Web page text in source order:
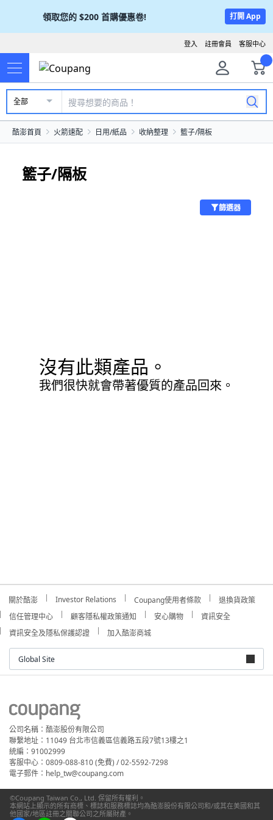
領取您的 $200 首購優惠卷! 打開 App
客服中心
註冊會員
登入
全部
酷澎首頁 火箭速配 日用/紙品 收納整理 籃子/隔板
籃子/隔板
篩選器
沒有此類產品。
我們很快就會帶著優質的產品回來。
關於酷澎 Investor Relations Coupang使用者條款
退換貨政策
信任管理中心
顧客隱私權政策通知 安心購物
資訊安全
資訊安全及隱私保護認證
加入酷澎商城
Global Site
公司名稱：酷澎股份有限公司
聯繫地址：11049 台北市信義區信義路五段7號13樓之1
統編：91002999
客服中心：0809-088-810 (免費) / 02-5592-7298
電子郵件：help_tw@coupang.com
©Coupang Taiwan Co., Ltd. 保留所有權利。
本網站上顯示的所有商標、標誌和服務標誌均為酷澎股份有限公司和/或其在美國和其
他國家/地區註冊之關聯公司之所屬財產。